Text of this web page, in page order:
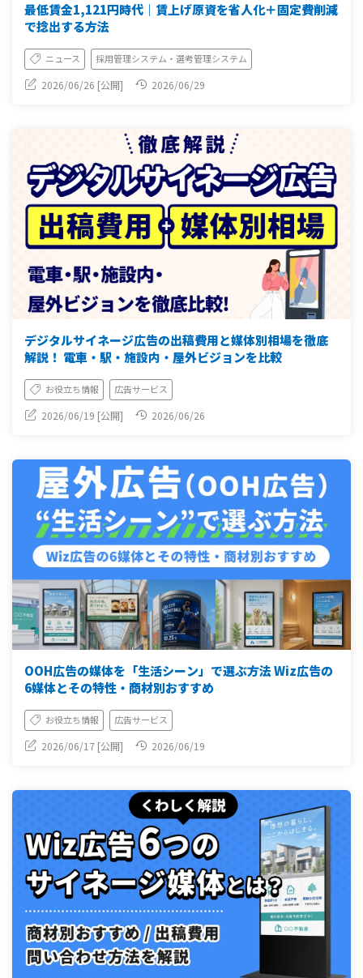
最低賃金1,121円時代｜賃上げ原資を省人化＋固定費削減
で捻出する方法
ニュース 採用管理システム・選考管理システム
2026/06/26 [公開] 2026/06/29
デジタルサイネージ広告の出稿費用と媒体別相場を徹底
解説！ 電車・駅・施設内・屋外ビジョンを比較
お役立ち情報 広告サービス
2026/06/19 [公開] 2026/06/26
OOH広告の媒体を「生活シーン」で選ぶ方法 Wiz広告の
6媒体とその特性・商材別おすすめ
お役立ち情報 広告サービス
2026/06/17 [公開] 2026/06/19